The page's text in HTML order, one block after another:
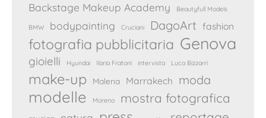
Backstage Makeup Academy Beautyfull Models
BMW bodypainting Cruciani DagoArt fashion
fotografia pubblicitaria Genova
gioielli Hyundai Ilaria Fratoni intervista Luca Bizzarri
make-up Malena Marrakech moda
modelle Moreno mostra fotografica